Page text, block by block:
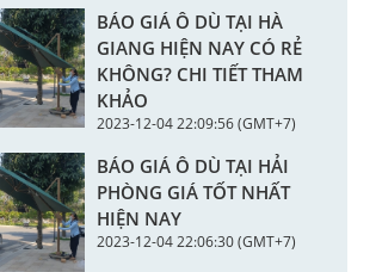
BÁO GIÁ Ô DÙ TẠI HÀ
GIANG HIỆN NAY CÓ RẺ
KHÔNG? CHI TIẾT THAM
KHẢO
2023-12-04 22:09:56 (GMT+7)
BÁO GIÁ Ô DÙ TẠI HẢI
PHÒNG GIÁ TỐT NHẤT
HIỆN NAY
2023-12-04 22:06:30 (GMT+7)